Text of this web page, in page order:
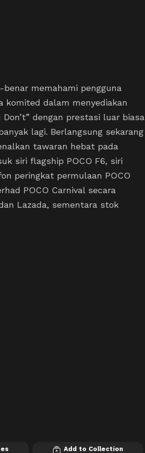
memahami pengguna
komited dalam menyediakan
dengan prestasi luar biasa
lagi. Berlangsung sekarang
tawaran hebat pada
siri flagship POCO F6, siri
peringkat permulaan POCO
POCO Carnival secara
Lazada, sementara stok
Add to Collection